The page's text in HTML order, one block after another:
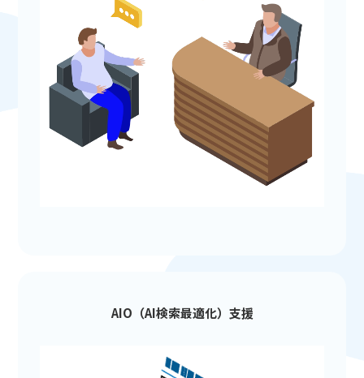
AIO（AI検索最適化）支援